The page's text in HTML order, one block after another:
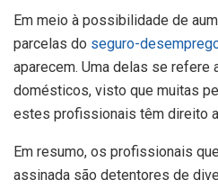
Em meio à possibilidade de
parcelas do seguro-
aparecem. Uma delas se refere
domésticos, visto que muitas
estes profissionais têm direito
Em resumo, os profissionais
assinada são detentores de